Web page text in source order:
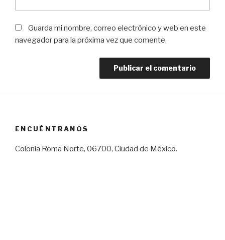
Guarda mi nombre, correo electrónico y web en este
navegador para la próxima vez que comente.
ENCUÉNTRANOS
Colonia Roma Norte, 06700, Ciudad de México.